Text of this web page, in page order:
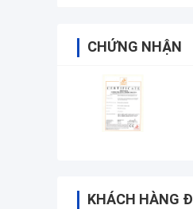
CHỨNG NHẬN
KHÁCH HÀNG